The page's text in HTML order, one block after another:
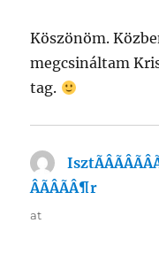
Köszönöm.
megcsináltam
tag.
ÂÃÂÃÂ¶r
at